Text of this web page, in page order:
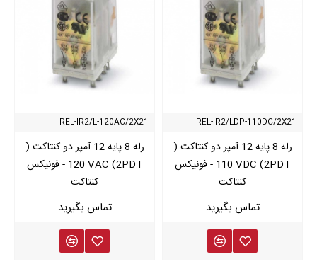
REL-IR2/LDP-110DC/2X21
رله 8 پایه 12 آمپر دو کنتاکت (
2PDT) 110 VDC - فونیکس
کنتاکت
REL-IR2/L-120AC/2X21
رله 8 پایه 12 آمپر دو کنتاکت (
2PDT) 120 VAC - فونیکس
کنتاکت